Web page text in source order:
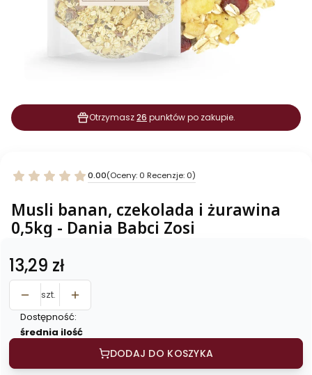
Otrzymasz26 punktów po zakupie.
0.00(Oceny: 0 Recenzje: 0)
Musli banan, czekolada i żurawina
0,5kg - Dania Babci Zosi
Cena
13,29 zł
szt.
Dostępność:
średnia ilość
DODAJ DO KOSZYKA